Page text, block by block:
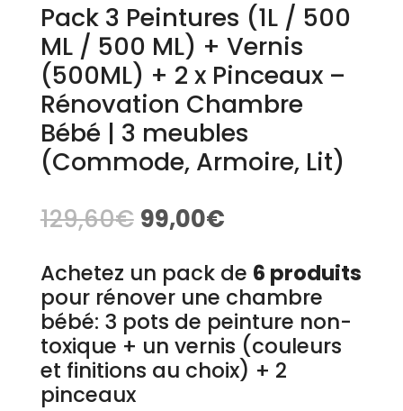
Pack 3 Peintures (1L / 500
ML / 500 ML) + Vernis
(500ML) + 2 x Pinceaux –
Rénovation Chambre
Bébé | 3 meubles
(Commode, Armoire, Lit)
129,60€ 99,00€
Achetez un pack de 6 produits
pour rénover une chambre
bébé: 3 pots de peinture non-
toxique + un vernis (couleurs
et finitions au choix) + 2
pinceaux